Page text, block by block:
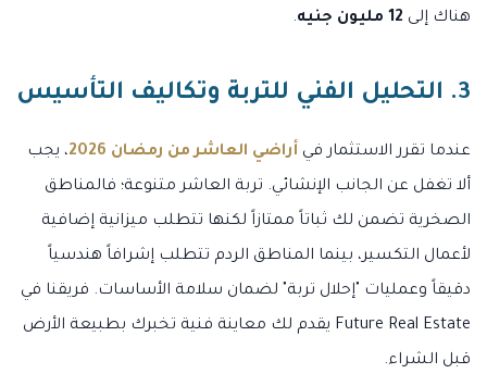
هناك إلى 12 مليون جنيه .
3. التحليل الفني للتربة وتكاليف التأسيس
عندما تقرر الاستثمار في أراضي العاشر من رمضان 2026
، يجب
ألا تغفل عن الجانب الإنشائي. تربة العاشر متنوعة؛ فالمناطق
الصخرية تضمن لك ثباتاً ممتازاً لكنها تتطلب ميزانية إضافية
لأعمال التكسير، بينما المناطق الردم تتطلب إشرافاً هندسياً
دقيقاً وعمليات "إحلال تربة" لضمان سلامة الأساسات. فريقنا في
Future Real Estate يقدم لك معاينة فنية تخبرك بطبيعة الأرض
قبل الشراء.